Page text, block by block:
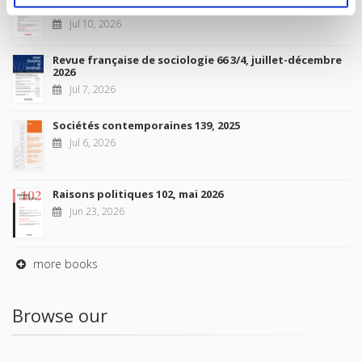
2026
Jul 10, 2026
Revue française de sociologie 66 3/4, juillet-décembre
2026
Jul 7, 2026
Sociétés contemporaines 139, 2025
Jul 6, 2026
Raisons politiques 102, mai 2026
Jun 23, 2026
more books
Browse our